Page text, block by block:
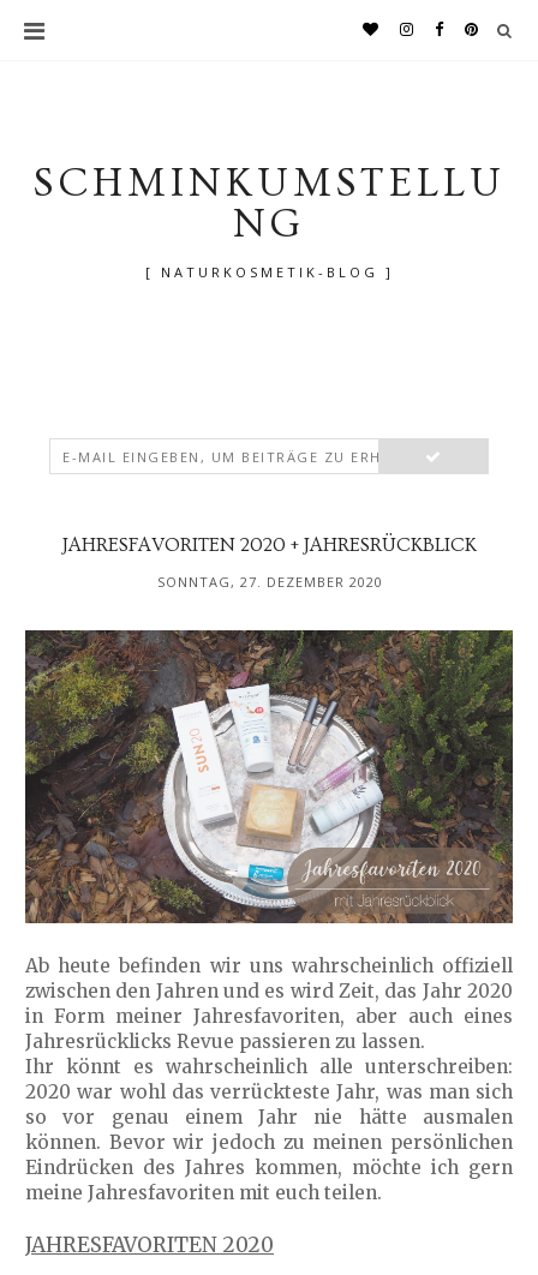
SCHMINKUMSTELLU
NG
[ NATURKOSMETIK-BLOG ]
JAHRESFAVORITEN 2020 + JAHRESRÜCKBLICK
SONNTAG, 27. DEZEMBER 2020
Ab heute befinden wir uns wahrscheinlich offiziell
zwischen den Jahren und es wird Zeit, das Jahr 2020
in Form meiner Jahresfavoriten, aber auch eines
Jahresrücklicks Revue passieren zu lassen.
Ihr könnt es wahrscheinlich alle unterschreiben:
2020 war wohl das verrückteste Jahr, was man sich
so vor genau einem Jahr nie hätte ausmalen
können. Bevor wir jedoch zu meinen persönlichen
Eindrücken des Jahres kommen, möchte ich gern
meine Jahresfavoriten mit euch teilen.
JAHRESFAVORITEN 2020